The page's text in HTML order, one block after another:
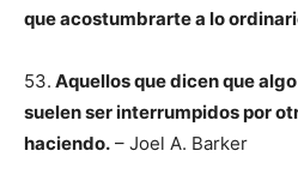
que acostumbrarte a lo
53. Aquellos que dicen que
suelen ser interrumpidos por
haciendo. – Joel A. Barker